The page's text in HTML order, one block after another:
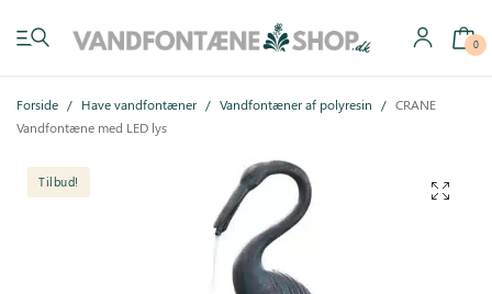
0
Forside / Have vandfontæner / Vandfontæner af polyresin / CRANE
Vandfontæne med LED lys
Tilbud!
Have vandfontæner